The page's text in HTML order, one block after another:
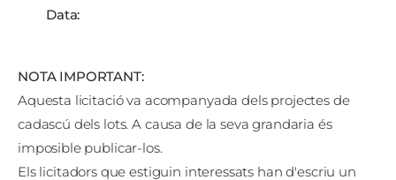
Data:
NOTA IMPORTANT:
Aquesta licitació va acompanyada dels projectes de
cadascú dels lots. A causa de la seva grandaria és
imposible publicar-los.
Els licitadors que estiguin interessats han d'escriu un